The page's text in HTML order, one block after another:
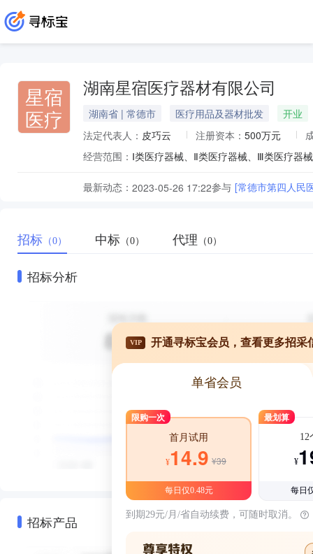
星宿
医疗
湖南星宿医疗器材有限公司
湖南省 | 常德市 医疗用品及器材批发
开业
法定代表人： 皮巧云 注册资本： 500万元
经营范围： Ⅰ类医疗器械、Ⅱ类医疗器械、Ⅲ类医疗器
最新动态： 2023-05-26 17:22参与 [常德市第四人民
招标 （0） 中标 （0） 代理 （0）
招标分析
招标产品
VIP 开通寻标宝会员，查看更多招采
单省会员
限购一次
首月试用
¥14.9 ¥39
每日仅0.48元
最划算
12
¥
每日
到期29元/月/省自动续费，可随时取消。